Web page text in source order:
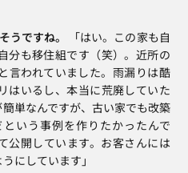
うですね。
「はい。この家も自
分も移住組です（笑）。近所の
言われていました。雨漏りは酷
はいるし、本当に荒廃していた
単なんですが、古い家でも改築
いう事例を作りたかったんで
公開しています。お客さんには
にしています」